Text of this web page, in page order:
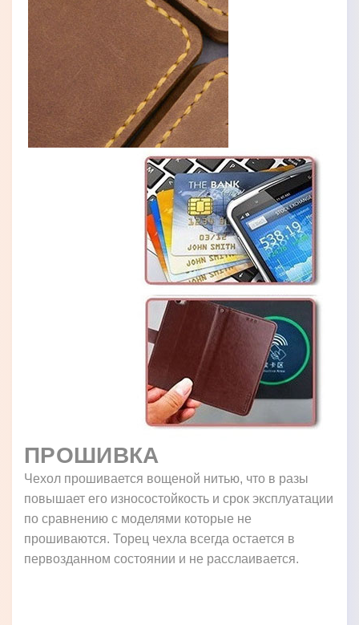
ПРОШИВКА
Чехол прошивается вощеной нитью, что в разы
повышает его износостойкость и срок эксплуатации
по сравнению с моделями которые не
прошиваются. Торец чехла всегда остается в
первозданном состоянии и не расслаивается.